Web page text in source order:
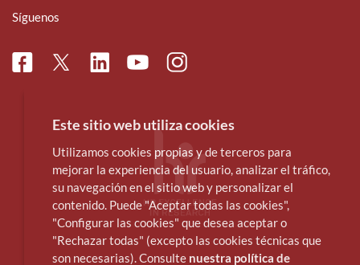
Síguenos
FacebookTwitterLinkedinYoutubeInstagram
Este sitio web utiliza cookies
Utilizamos cookies propias y de terceros para
mejorar la experiencia del usuario, analizar el tráfico,
su navegación en el sitio web y personalizar el
contenido. Puede "Aceptar todas las cookies",
"Configurar las cookies" que desea aceptar o
"Rechazar todas" (excepto las cookies técnicas que
son necesarias). Consulte nuestra política de